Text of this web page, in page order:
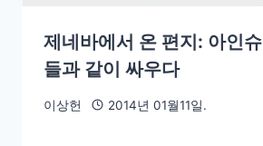
제네바에서 온 편지: 아인
들과 같이 싸우다
이상헌 2014년 01월11일.